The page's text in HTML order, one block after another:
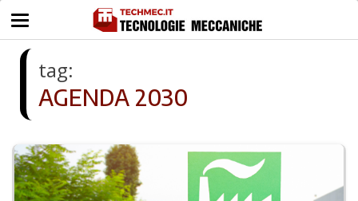
tag:
AGENDA 2030